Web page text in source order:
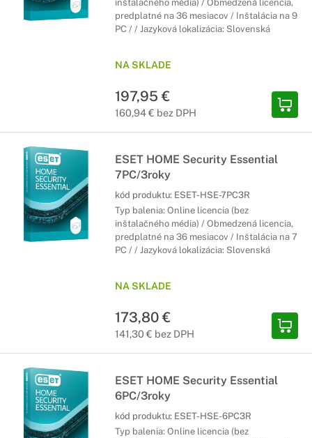
inštalačného média) / Obmedzená licencia,
predplatné na 36 mesiacov / Inštalácia na 9
PC / / Jazyková lokalizácia: Slovenská
NA SKLADE
197,95 €
160,94 € bez DPH
ESET HOME Security Essential
7PC/3roky
kód produktu: ESET-HSE-7PC3R
Typ balenia: Online licencia (bez
inštalačného média) / Obmedzená licencia,
predplatné na 36 mesiacov / Inštalácia na 7
PC / / Jazyková lokalizácia: Slovenská
NA SKLADE
173,80 €
141,30 € bez DPH
ESET HOME Security Essential
6PC/3roky
kód produktu: ESET-HSE-6PC3R
Typ balenia: Online licencia (bez